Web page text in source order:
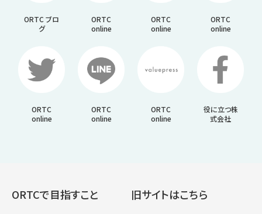
ORTC ブロ
グ
ORTC
online
ORTC
online
ORTC
online
ORTC
online
ORTC
online
ORTC
online
役に立つ株
式会社
ORTCで目指すこと
旧サイトはこちら